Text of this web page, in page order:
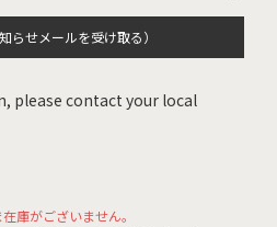
らせメールを受け取る）
please contact your local
庫がございません。